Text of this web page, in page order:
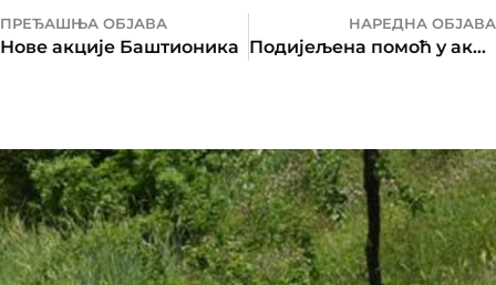
ПРЕЂАШЊА ОБЈАВА
Нове акције Баштионика
НАРЕДНА ОБЈАВА
Подијељена помоћ у акцији “Будимо људи”, о Божићу 2015. љ.Г.